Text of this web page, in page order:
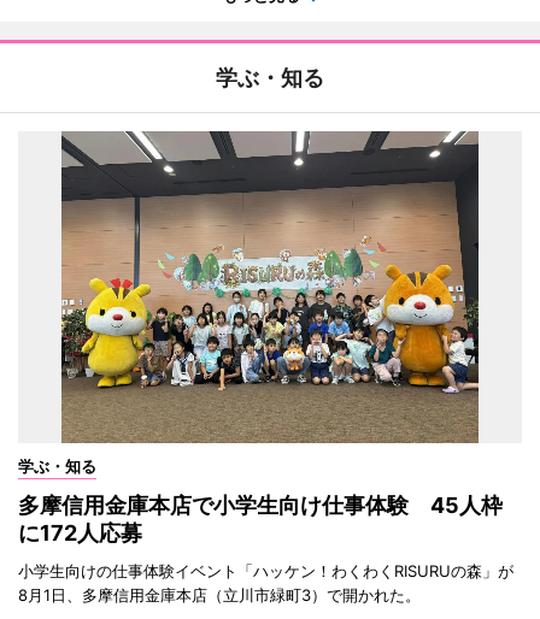
学ぶ・知る
学ぶ・知る
多摩信用金庫本店で小学生向け仕事体験 45人枠
に172人応募
小学生向けの仕事体験イベント「ハッケン！わくわくRISURUの森」が
8月1日、多摩信用金庫本店（立川市緑町3）で開かれた。